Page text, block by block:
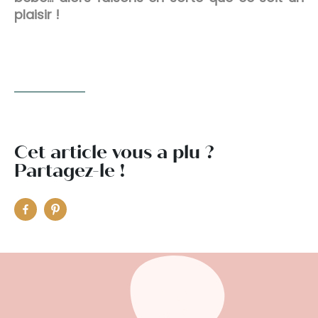
plaisir !
Cet article vous a plu ?
Partagez-le !